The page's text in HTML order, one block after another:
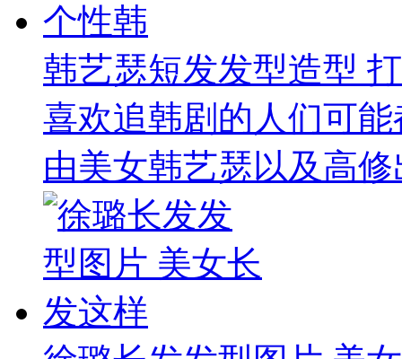
韩艺瑟短发发型造型
喜欢追韩剧的人们可
由美女韩艺瑟以及高